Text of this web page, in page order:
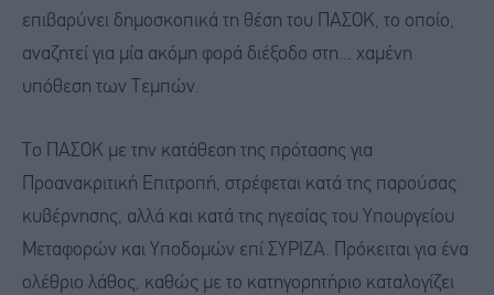
επιβαρύνει δημοσκοπικά τη θέση του ΠΑΣΟΚ, το οποίο,
αναζητεί για μία ακόμη φορά διέξοδο στη... χαμένη
υπόθεση των Τεμπών.
Το ΠΑΣΟΚ με την κατάθεση της πρότασης για
Προανακριτική Επιτροπή, στρέφεται κατά της παρούσας
κυβέρνησης, αλλά και κατά της ηγεσίας του Υπουργείου
Μεταφορών και Υποδομών επί ΣΥΡΙΖΑ. Πρόκειται για ένα
ολέθριο λάθος, καθώς με το κατηγορητήριο καταλογίζει